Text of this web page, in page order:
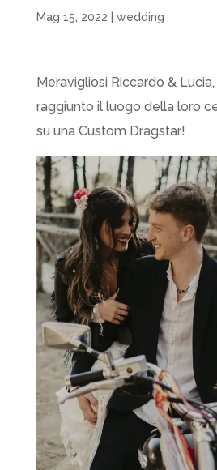
Mag 15, 2022 wedding
Meravigliosi Riccardo &
raggiunto il luogo della loro
su una Custom Dragstar!